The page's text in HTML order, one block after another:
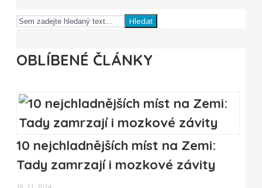
Hledat
OBLÍBENÉ ČLÁNKY
10 nejchladnějších míst na Zemi:
Tady zamrzají i mozkové závity